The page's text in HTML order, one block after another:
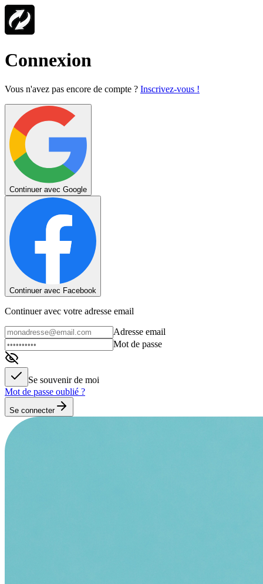
Connexion
Vous n'avez pas encore de compte ? Inscrivez-vous !
Continuer avec Google
Continuer avec Facebook
Continuer avec votre adresse email
Adresse email
Mot de passe
Se souvenir de moi
Mot de passe oublié ?
Se connecter